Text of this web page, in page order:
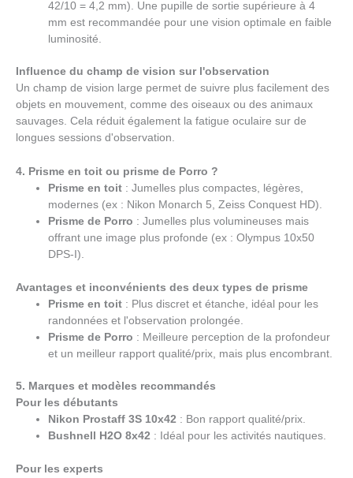
42/10 = 4,2 mm). Une pupille de sortie supérieure à 4
mm est recommandée pour une vision optimale en faible
luminosité.
Influence du champ de vision sur l'observation
Un champ de vision large permet de suivre plus facilement des
objets en mouvement, comme des oiseaux ou des animaux
sauvages. Cela réduit également la fatigue oculaire sur de
longues sessions d'observation.
4. Prisme en toit ou prisme de Porro ?
Prisme en toit : Jumelles plus compactes, légères,
modernes (ex : Nikon Monarch 5, Zeiss Conquest HD).
Prisme de Porro : Jumelles plus volumineuses mais
offrant une image plus profonde (ex : Olympus 10x50
DPS-I).
Avantages et inconvénients des deux types de prisme
Prisme en toit : Plus discret et étanche, idéal pour les
randonnées et l'observation prolongée.
Prisme de Porro : Meilleure perception de la profondeur
et un meilleur rapport qualité/prix, mais plus encombrant.
5. Marques et modèles recommandés
Pour les débutants
Nikon Prostaff 3S 10x42 : Bon rapport qualité/prix.
Bushnell H2O 8x42 : Idéal pour les activités nautiques.
Pour les experts